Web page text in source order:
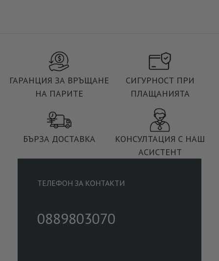
ГАРАНЦИЯ ЗА ВРЪЩАНЕ
НА ПАРИТЕ
СИГУРНОСТ ПРИ
ПЛАЩАНИЯТА
БЪРЗА ДОСТАВКА
КОНСУЛТАЦИЯ С НАШ
АСИСТЕНТ
ТЕЛЕФОН ЗА КОНТАКТИ
0889803070